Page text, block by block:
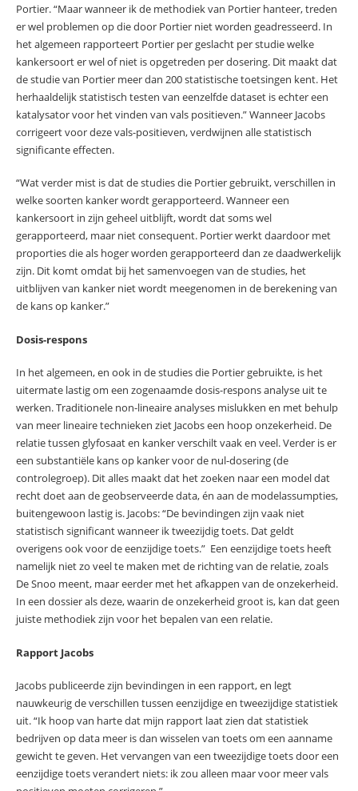
Portier. “Maar wanneer ik de methodiek van Portier hanteer, treden
er wel problemen op die door Portier niet worden geadresseerd. In
het algemeen rapporteert Portier per geslacht per studie welke
kankersoort er wel of niet is opgetreden per dosering. Dit maakt dat
de studie van Portier meer dan 200 statistische toetsingen kent. Het
herhaaldelijk statistisch testen van eenzelfde dataset is echter een
katalysator voor het vinden van vals positieven.” Wanneer Jacobs
corrigeert voor deze vals-positieven, verdwijnen alle statistisch
significante effecten.
“Wat verder mist is dat de studies die Portier gebruikt, verschillen in
welke soorten kanker wordt gerapporteerd. Wanneer een
kankersoort in zijn geheel uitblijft, wordt dat soms wel
gerapporteerd, maar niet consequent. Portier werkt daardoor met
proporties die als hoger worden gerapporteerd dan ze daadwerkelijk
zijn. Dit komt omdat bij het samenvoegen van de studies, het
uitblijven van kanker niet wordt meegenomen in de berekening van
de kans op kanker.”
Dosis-respons
In het algemeen, en ook in de studies die Portier gebruikte, is het
uitermate lastig om een zogenaamde dosis-respons analyse uit te
werken. Traditionele non-lineaire analyses mislukken en met behulp
van meer lineaire technieken ziet Jacobs een hoop onzekerheid. De
relatie tussen glyfosaat en kanker verschilt vaak en veel. Verder is er
een substantiële kans op kanker voor de nul-dosering (de
controlegroep). Dit alles maakt dat het zoeken naar een model dat
recht doet aan de geobserveerde data, én aan de modelassumpties,
buitengewoon lastig is. Jacobs: “De bevindingen zijn vaak niet
statistisch significant wanneer ik tweezijdig toets. Dat geldt
overigens ook voor de eenzijdige toets.” Een eenzijdige toets heeft
namelijk niet zo veel te maken met de richting van de relatie, zoals
De Snoo meent, maar eerder met het afkappen van de onzekerheid.
In een dossier als deze, waarin de onzekerheid groot is, kan dat geen
juiste methodiek zijn voor het bepalen van een relatie.
Rapport Jacobs
Jacobs publiceerde zijn bevindingen in een rapport, en legt
nauwkeurig de verschillen tussen eenzijdige en tweezijdige statistiek
uit. “Ik hoop van harte dat mijn rapport laat zien dat statistiek
bedrijven op data meer is dan wisselen van toets om een aanname
gewicht te geven. Het vervangen van een tweezijdige toets door een
eenzijdige toets verandert niets: ik zou alleen maar voor meer vals